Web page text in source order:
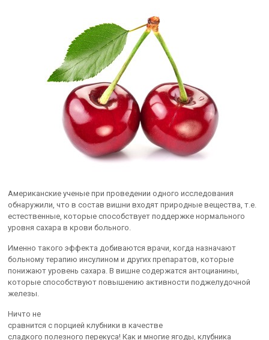
Американские ученые при проведении одного исследования
обнаружили, что в состав вишни входят природные вещества, т.е.
естественные, которые способствует поддержке нормального
уровня сахара в крови больного.
Именно такого эффекта добиваются врачи, когда назначают
больному терапию инсулином и других препаратов, которые
понижают уровень сахара. В вишне содержатся антоцианины,
которые способствуют повышению активности поджелудочной
железы.
Ничто не
сравнится с порцией клубники в качестве
сладкого полезного перекуса! Как и многие ягоды, клубника